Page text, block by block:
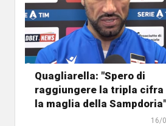
Quagliarella: "Spero di
raggiungere la tripla cifra
la maglia della Sampdoria"
16/